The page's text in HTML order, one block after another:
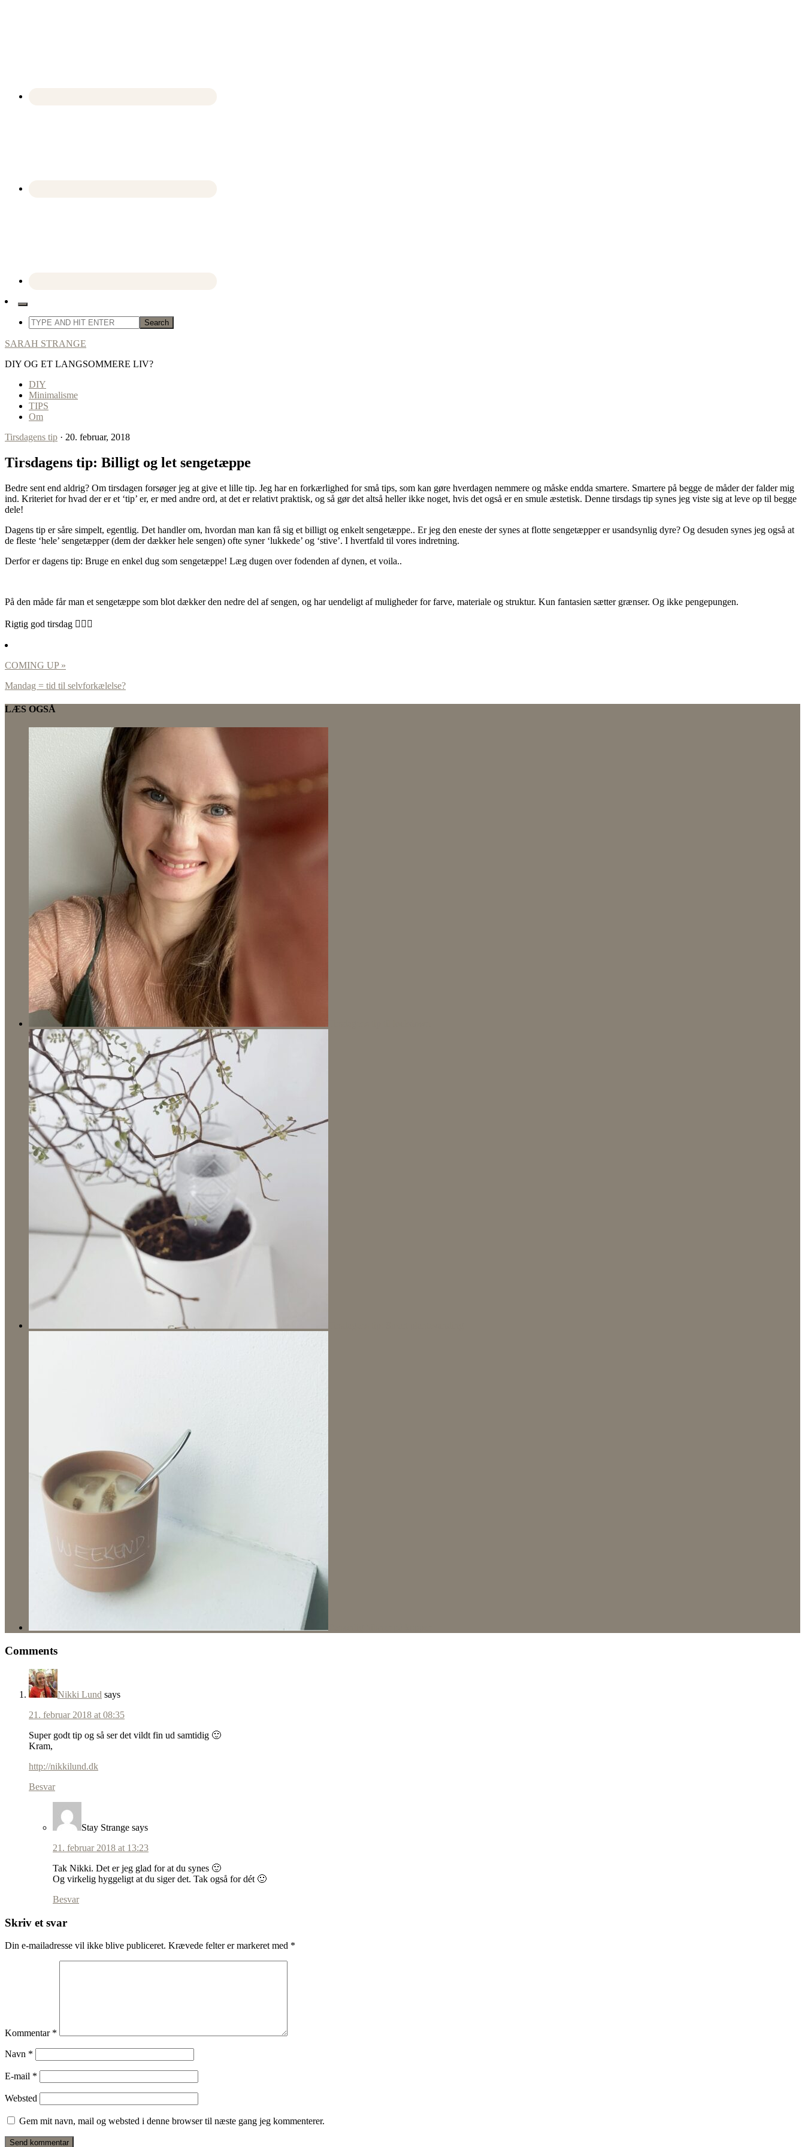
SARAH STRANGE
DIY OG ET LANGSOMMERE LIV?
DIY
Minimalisme
TIPS
Om
Tirsdagens tip · 20. februar, 2018
Tirsdagens tip: Billigt og let sengetæppe
Bedre sent end aldrig? Om tirsdagen forsøger jeg at give et lille tip. Jeg har en forkærlighed for små tips, som kan gøre hverdagen nemmere og måske endda smartere. Smartere på begge de måder der falder mig
ind. Kriteriet for hvad der er et ‘tip’ er, er med andre ord, at det er relativt praktisk, og så gør det altså heller ikke noget, hvis det også er en smule æstetisk. Denne tirsdags tip synes jeg viste sig at leve op til begge
dele!
Dagens tip er såre simpelt, egentlig. Det handler om, hvordan man kan få sig et billigt og enkelt sengetæppe.. Er jeg den eneste der synes at flotte sengetæpper er usandsynlig dyre? Og desuden synes jeg også at
de fleste ‘hele’ sengetæpper (dem der dækker hele sengen) ofte syner ‘lukkede’ og ‘stive’. I hvertfald til vores indretning.
Derfor er dagens tip: Bruge en enkel dug som sengetæppe! Læg dugen over fodenden af dynen, et voila..
På den måde får man et sengetæppe som blot dækker den nedre del af sengen, og har uendeligt af muligheder for farve, materiale og struktur. Kun fantasien sætter grænser. Og ikke pengepungen.
Rigtig god tirsdag 🙋🏻‍♀️
COMING UP »
Mandag = tid til selvforkælelse?
LÆS OGSÅ
Comments
Nikki Lund says
21. februar 2018 at 08:35
Super godt tip og så ser det vildt fin ud samtidig 🙂
Kram,
http://nikkilund.dk
Besvar
Stay Strange says
21. februar 2018 at 13:23
Tak Nikki. Det er jeg glad for at du synes 🙂
Og virkelig hyggeligt at du siger det. Tak også for dét 🙂
Besvar
Skriv et svar
Din e-mailadresse vil ikke blive publiceret. Krævede felter er markeret med *
Kommentar *
Navn *
E-mail *
Websted
Gem mit navn, mail og websted i denne browser til næste gang jeg kommenterer.